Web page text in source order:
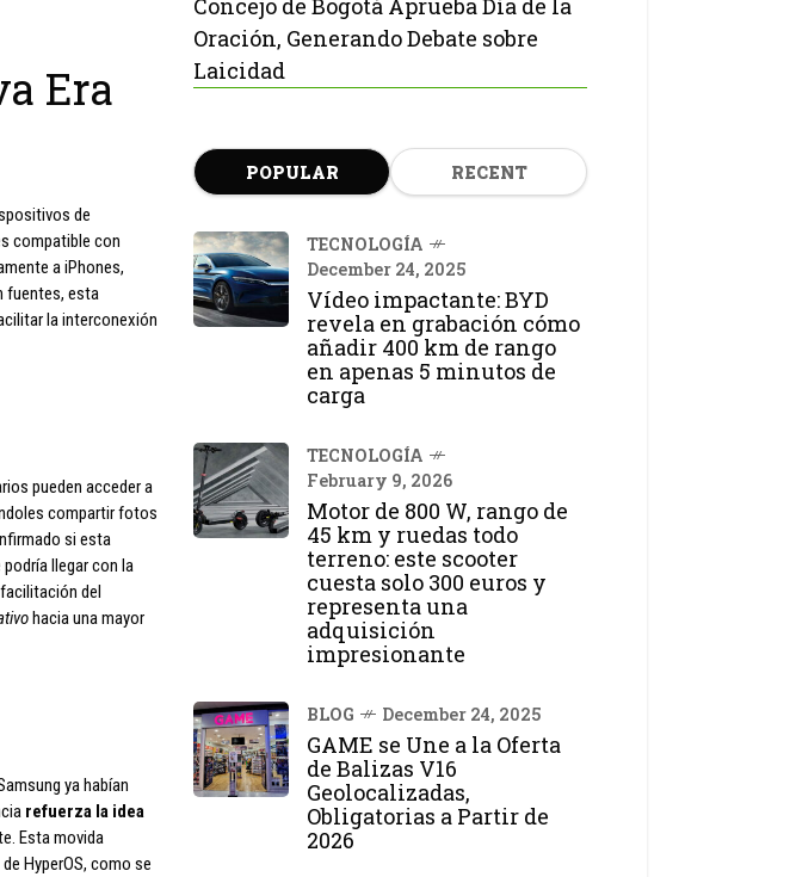
Era
de
compatible con
a iPhones,
fuentes, esta
la interconexión
pueden acceder a
compartir fotos
si esta
llegar con la
del
hacia una mayor
ya habían
refuerza la idea
Esta movida
HyperOS, como se
Concejo de Bogotá Aprueba Día de la
Oración, Generando Debate sobre
Laicidad
POPULAR RECENT
TECNOLOGÍA
December 24, 2025
Vídeo impactante: BYD
revela en grabación cómo
añadir 400 km de rango
en apenas 5 minutos de
carga
TECNOLOGÍA
February 9, 2026
Motor de 800 W, rango de
45 km y ruedas todo
terreno: este scooter
cuesta solo 300 euros y
representa una
adquisición
impresionante
BLOG December 24, 2025
GAME se Une a la Oferta
de Balizas V16
Geolocalizadas,
Obligatorias a Partir de
2026